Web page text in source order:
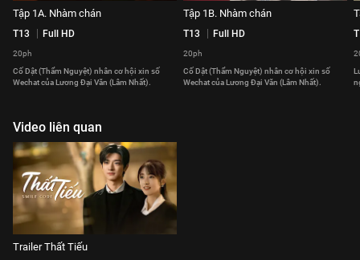
Tập 1A. Nhàm chán
T13 Full HD
20ph
Cố Dật (Thẩm Nguyệt) nhân cơ hội xin số
Wechat của Lương Đại Văn (Lâm Nhất).
Tập 1B. Nhàm chán
T13 Full HD
20ph
Cố Dật (Thẩm Nguyệt) nhân cơ hội xin số
Wechat của Lương Đại Văn (Lâm Nhất).
Video liên quan
Trailer Thất Tiếu